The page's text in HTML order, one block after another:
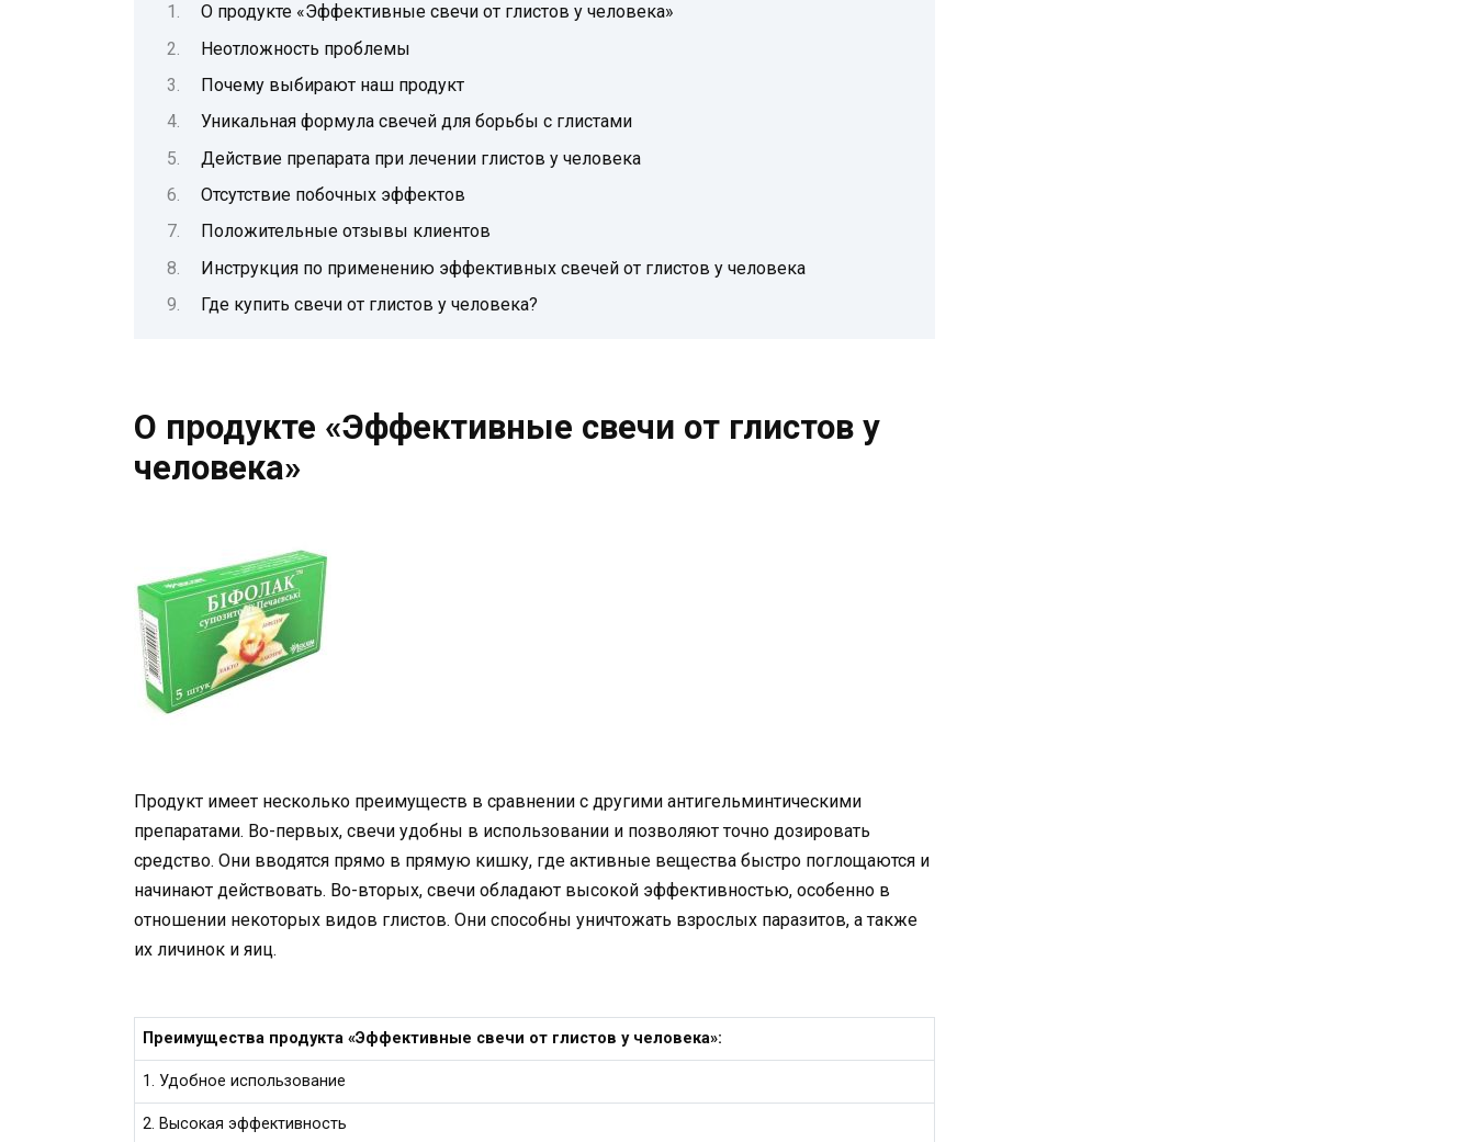
О продукте «Эффективные свечи от глистов у человека»
Неотложность проблемы
Почему выбирают наш продукт
Уникальная формула свечей для борьбы с глистами
Действие препарата при лечении глистов у человека
Отсутствие побочных эффектов
Положительные отзывы клиентов
Инструкция по применению эффективных свечей от глистов у человека
Где купить свечи от глистов у человека?
О продукте «Эффективные свечи от глистов у
человека»
Продукт имеет несколько преимуществ в сравнении с другими антигельминтическими
препаратами. Во-первых, свечи удобны в использовании и позволяют точно дозировать
средство. Они вводятся прямо в прямую кишку, где активные вещества быстро поглощаются и
начинают действовать. Во-вторых, свечи обладают высокой эффективностью, особенно в
отношении некоторых видов глистов. Они способны уничтожать взрослых паразитов, а также
их личинок и яиц.
Преимущества продукта «Эффективные свечи от глистов у человека»:
1. Удобное использование
2. Высокая эффективность